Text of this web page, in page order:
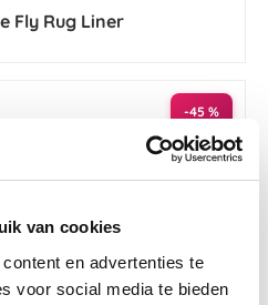
van cookies
en advertenties te
voor social media te bieden
rating
Fly Rug Liner
-45 %